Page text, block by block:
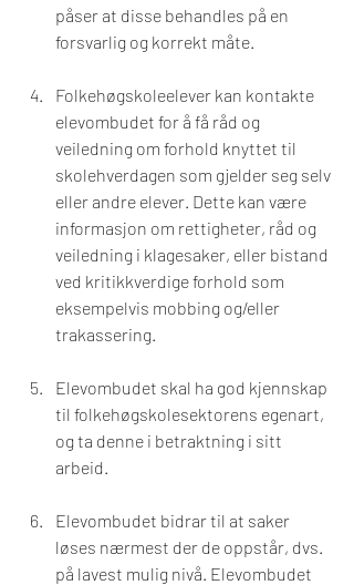
påser at disse behandles på en
forsvarlig og korrekt måte.
Folkehøgskoleelever kan kontakte
elevombudet for å få råd og
veiledning om forhold knyttet til
skolehverdagen som gjelder seg selv
eller andre elever. Dette kan være
informasjon om rettigheter, råd og
veiledning i klagesaker, eller bistand
ved kritikkverdige forhold som
eksempelvis mobbing og/eller
trakassering.
Elevombudet skal ha god kjennskap
til folkehøgskolesektorens egenart,
og ta denne i betraktning i sitt
arbeid.
Elevombudet bidrar til at saker
løses nærmest der de oppstår, dvs.
på lavest mulig nivå. Elevombudet